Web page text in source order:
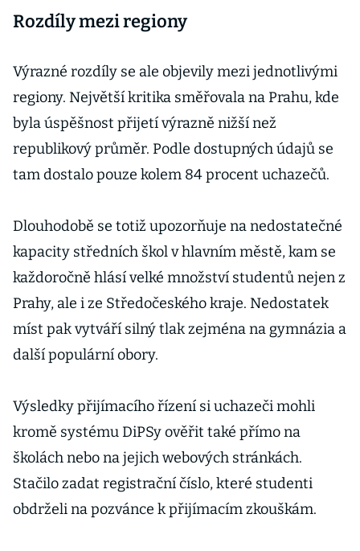
Rozdíly mezi regiony
Výrazné rozdíly se ale objevily mezi jednotlivými
regiony. Největší kritika směřovala na Prahu, kde
byla úspěšnost přijetí výrazně nižší než
republikový průměr. Podle dostupných údajů se
tam dostalo pouze kolem 84 procent uchazečů.
Dlouhodobě se totiž upozorňuje na nedostatečné
kapacity středních škol v hlavním městě, kam se
každoročně hlásí velké množství studentů nejen z
Prahy, ale i ze Středočeského kraje. Nedostatek
míst pak vytváří silný tlak zejména na gymnázia a
další populární obory.
Výsledky přijímacího řízení si uchazeči mohli
kromě systému DiPSy ověřit také přímo na
školách nebo na jejich webových stránkách.
Stačilo zadat registrační číslo, které studenti
obdrželi na pozvánce k přijímacím zkouškám.